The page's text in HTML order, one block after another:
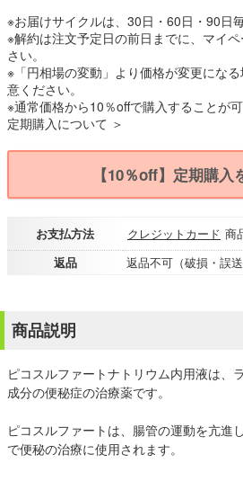
※お届けサイクルは、30日・60日・90日
※解約は注文予定日の前日までに、マイ
さい。
※「円相場の変動」より価格が変更にな
意ください。
※通常価格から10％offで購入することが可
定期購入について ＞
【10％off】定期購入
お支払方法 クレジットカード 商
返品
返品不可（破損・誤
商品説明
ピコスルファートナトリウム内用液は、
成分の便秘症の治療薬です。
ピコスルファートは、腸管の運動を亢進
で便秘の治療に使用されます。